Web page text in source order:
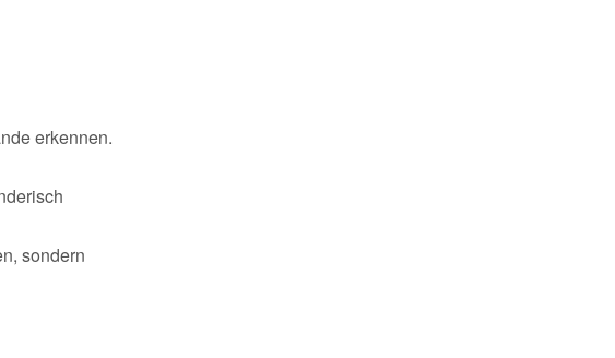
erkennen.
sondern